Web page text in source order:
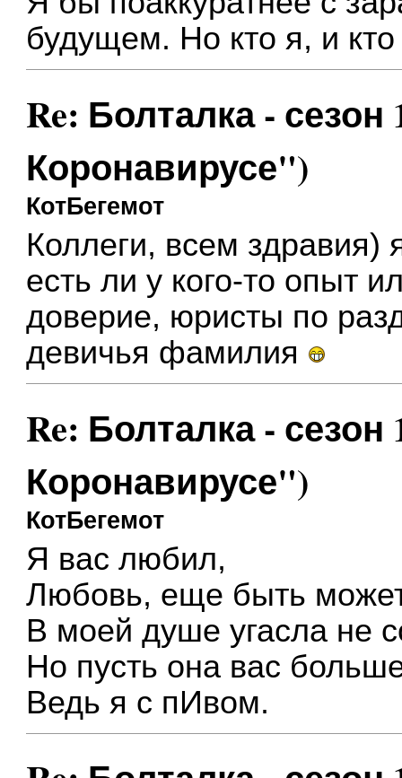
будущем. Но кто я, и
Re: Болталка -
Коронавирусе")
КотБегемот
Коллеги, всем здравия)
есть ли у кого-то опыт
доверие, юристы по
девичья фамилия
Re: Болталка -
Коронавирусе")
КотБегемот
Я вас любил,
Любовь, еще быть
В моей душе угасла не
Но пусть она вас
Ведь я с пИвом.